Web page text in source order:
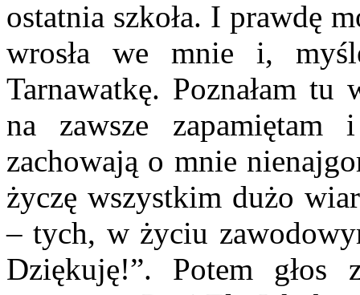
ostatnia szkoła. I prawdę
wrosła we mnie i,
Tarnawatkę. Poznałam
na zawsze
zachowają o mnie
życzę wszystkim dużo
– tych, w życiu
Dziękuję!”. Potem głos